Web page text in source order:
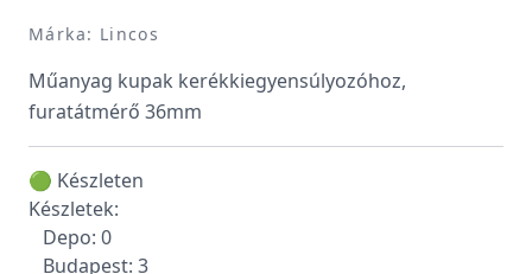
Márka: Lincos
Műanyag kupak kerékkiegyensúlyozóhoz,
furatátmérő 36mm
🟢 Készleten
Készletek:
Depo: 0
Budapest: 3